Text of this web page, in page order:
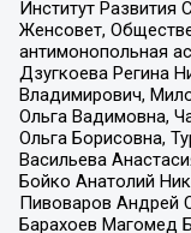
Институт
Женсовет,
антимонопольная
Дзугкоева Регина
Владимирович,
Ольга Вадимовна,
Ольга Борисовна,
Васильева
Бойко Анатолий
Пивоваров Андрей
Барахоев Магомед